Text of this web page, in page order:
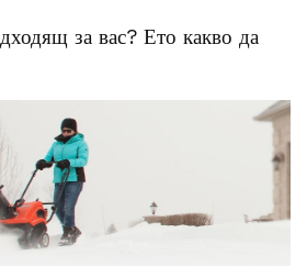
за вас? Ето какво да